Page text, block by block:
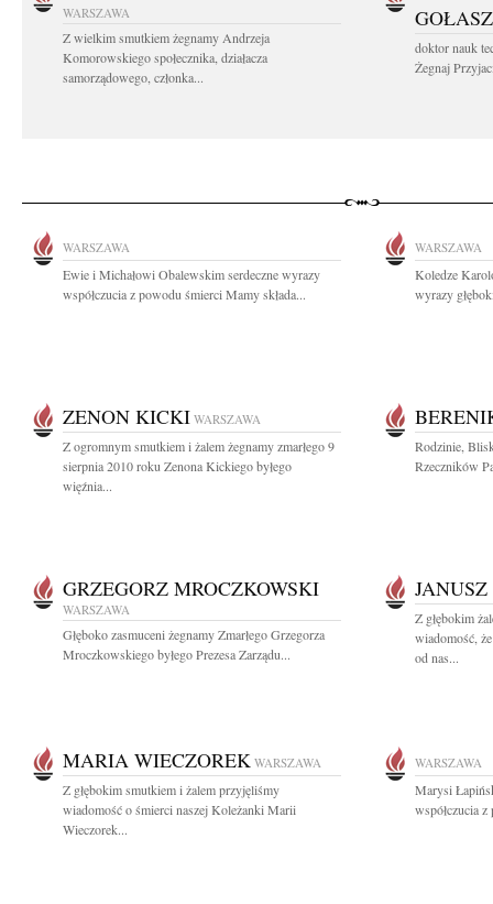
WARSZAWA
Z wielkim smutkiem żegnamy Andrzeja
Komorowskiego społecznika, działacza
samorządowego, członka...
doktor nauk
Żegnaj
WARSZAWA
Ewie i Michałowi Obalewskim serdeczne wyrazy
współczucia z powodu śmierci Mamy składa...
WARSZAWA
Koledze
wyrazy
ZENON KICKI WARSZAWA
Z ogromnym smutkiem i żalem żegnamy zmarłego 9
sierpnia 2010 roku Zenona Kickiego byłego
więźnia...
Rodzinie,
Rzeczników
GRZEGORZ MROCZKOWSKI
WARSZAWA
Głęboko zasmuceni żegnamy Zmarłego Grzegorza
Mroczkowskiego byłego Prezesa Zarządu...
Z głębokim
wiadomość,
od nas...
MARIA WIECZOREK WARSZAWA
Z głębokim smutkiem i żalem przyjęliśmy
wiadomość o śmierci naszej Koleżanki Marii
Wieczorek...
WARSZAWA
Marysi
współczucia